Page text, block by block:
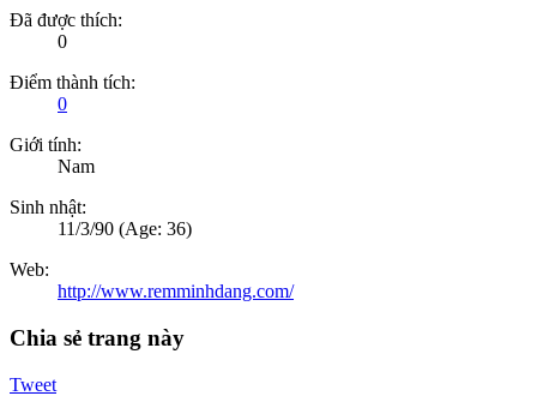
Đã được thích:
0
Điểm thành tích:
0
Giới tính:
Nam
Sinh nhật:
11/3/90 (Age: 36)
Web:
http://www.remminhdang.com/
Chia sẻ trang này
Tweet